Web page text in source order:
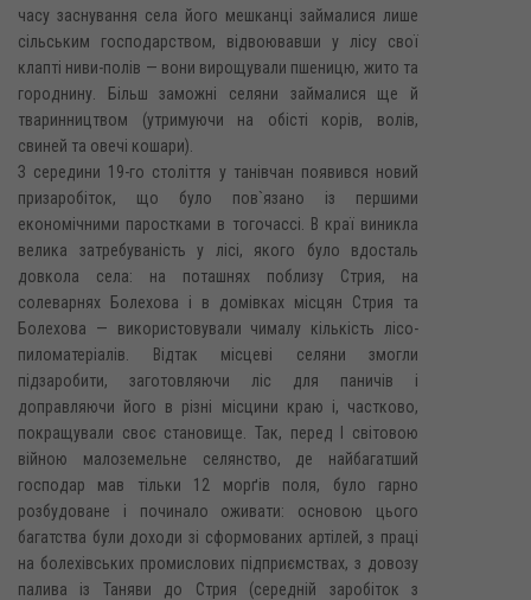
часу заснування села його мешканці займалися лише
сільським господарством, відвоювавши у лісу свої
клапті ниви-полів — вони вирощували пшеницю, жито та
городнину. Більш заможні селяни займалися ще й
тваринництвом (утримуючи на обісті корів, волів,
свиней та овечі кошари).
З середини 19-го століття у танівчан появився новий
призаробіток, що було пов`язано із першими
економічними паростками в тогочассі. В краї виникла
велика затребуваність у лісі, якого було вдосталь
довкола села: на поташнях поблизу Стрия, на
солеварнях Болехова і в домівках місцян Стрия та
Болехова — використовували чималу кількість лісо-
пиломатеріалів. Відтак місцеві селяни змогли
підзаробити, заготовляючи ліс для паничів і
доправляючи його в різні місцини краю і, частково,
покращували своє становище. Так, перед І світовою
війною малоземельне селянство, де найбагатший
господар мав тільки 12 морґів поля, було гарно
розбудоване і починало оживати: основою цього
багатства були доходи зі сформованих артілей, з праці
на болехівських промислових підприємствах, з довозу
палива із Таняви до Стрия (середній заробіток з